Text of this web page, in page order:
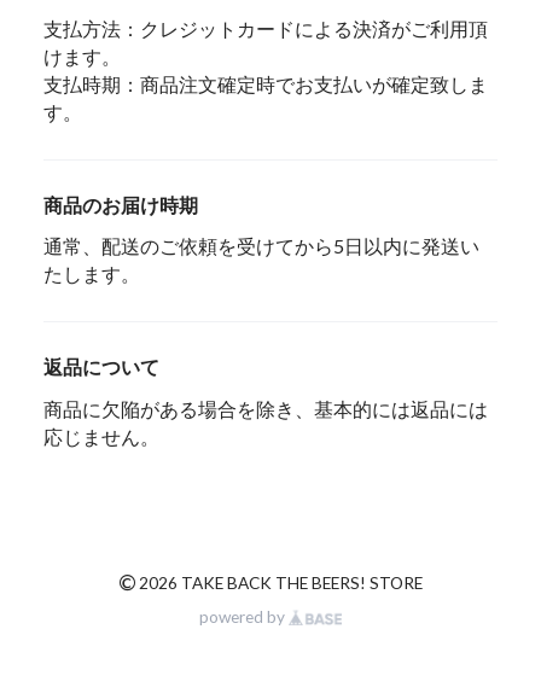
支払方法：クレジットカードによる決済がご利用頂
けます。
支払時期：商品注文確定時でお支払いが確定致しま
す。
商品のお届け時期
通常、配送のご依頼を受けてから5日以内に発送い
たします。
返品について
商品に欠陥がある場合を除き、基本的には返品には
応じません。
© 2026 TAKE BACK THE BEERS! STORE
powered by